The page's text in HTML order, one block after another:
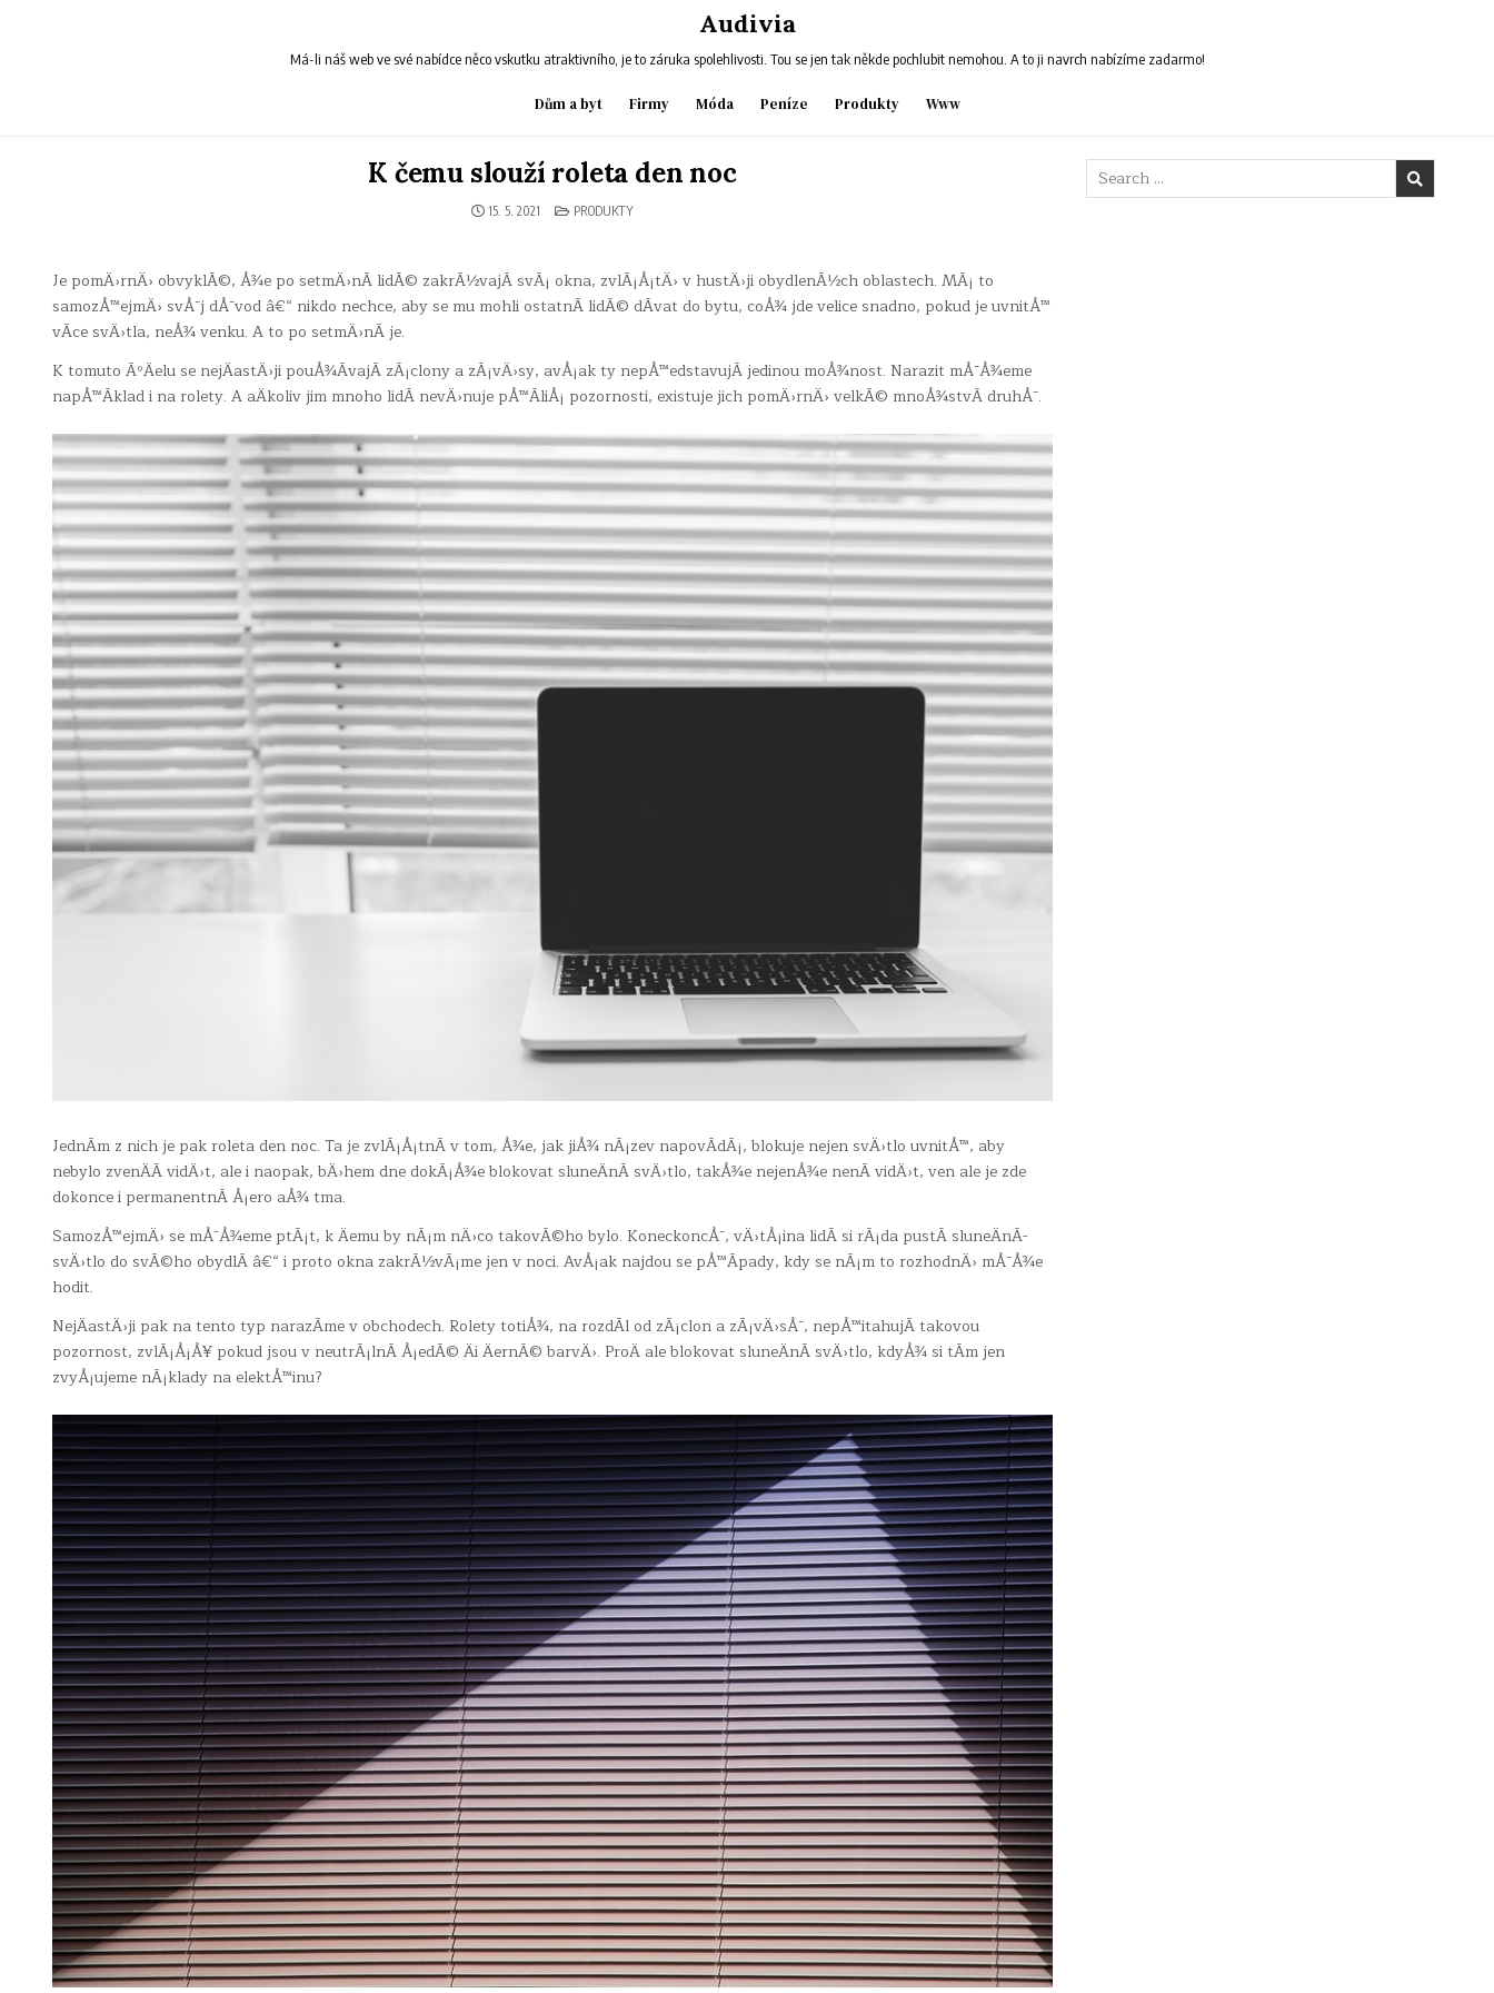
Audivia
Má-li náš web ve své nabídce něco vskutku atraktivního, je to záruka spolehlivosti. Tou se jen tak někde pochlubit nemohou. A to ji navrch nabízíme zadarmo!
Dům a byt Firmy Móda Peníze Produkty Www
K čemu slouží roleta den noc
15. 5. 2021
POSTED
PRODUKTY
Je pomÄ›rnÄ› obvyklÃ©, Å¾e po setmÄ›nÃ­ lidÃ© zakrÃ½vajÃ­ svÃ¡ okna, zvlÃ¡Å¡tÄ› v hustÄ›ji obydlenÃ½ch oblastech. MÃ¡ to
samozÅ™ejmÄ› svÅ¯j dÅ¯vod â€“ nikdo nechce, aby se mu mohli ostatnÃ­ lidÃ© dÃ­vat do bytu, coÅ¾ jde velice snadno, pokud je uvnitÅ™
vÃ­ce svÄ›tla, neÅ¾ venku. A to po setmÄ›nÃ­ je.
K tomuto ÃºÄelu se nejÄastÄ›ji pouÅ¾Ã­vajÃ­ zÃ¡clony a zÃ¡vÄ›sy, avÅ¡ak ty nepÅ™edstavujÃ­ jedinou moÅ¾nost. Narazit mÅ¯Å¾eme
napÅ™Ã­klad i na rolety. A aÄkoliv jim mnoho lidÃ­ nevÄ›nuje pÅ™Ã­liÅ¡ pozornosti, existuje jich pomÄ›rnÄ› velkÃ© mnoÅ¾stvÃ­ druhÅ¯.
JednÃ­m z nich je pak roleta den noc. Ta je zvlÃ¡Å¡tnÃ­ v tom, Å¾e, jak jiÅ¾ nÃ¡zev napovÃ­dÃ¡, blokuje nejen svÄ›tlo uvnitÅ™, aby
nebylo zvenÄÃ­ vidÄ›t, ale i naopak, bÄ›hem dne dokÃ¡Å¾e blokovat sluneÄnÃ­ svÄ›tlo, takÅ¾e nejenÅ¾e nenÃ­ vidÄ›t, ven ale je zde
dokonce i permanentnÃ­ Å¡ero aÅ¾ tma.
SamozÅ™ejmÄ› se mÅ¯Å¾eme ptÃ¡t, k Äemu by nÃ¡m nÄ›co takovÃ©ho bylo. KoneckoncÅ¯, vÄ›tÅ¡ina lidÃ­ si rÃ¡da pustÃ­ sluneÄnÃ­
svÄ›tlo do svÃ©ho obydlÃ­ â€“ i proto okna zakrÃ½vÃ¡me jen v noci. AvÅ¡ak najdou se pÅ™Ã­pady, kdy se nÃ¡m to rozhodnÄ› mÅ¯Å¾e
hodit.
NejÄastÄ›ji pak na tento typ narazÃ­me v obchodech. Rolety totiÅ¾, na rozdÃ­l od zÃ¡clon a zÃ¡vÄ›sÅ¯, nepÅ™itahujÃ­ takovou
pozornost, zvlÃ¡Å¡Å¥ pokud jsou v neutrÃ¡lnÃ­ Å¡edÃ© Äi ÄernÃ© barvÄ›. ProÄ ale blokovat sluneÄnÃ­ svÄ›tlo, kdyÅ¾ si tÃ­m jen
zvyÅ¡ujeme nÃ¡klady na elektÅ™inu?
Search
for: